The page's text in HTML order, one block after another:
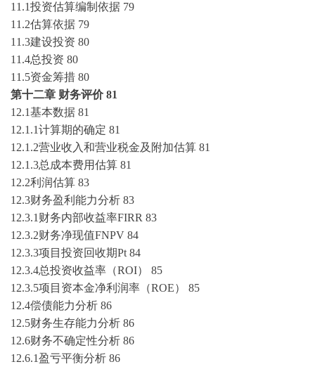
11.1投资估算编制依据 79
11.2估算依据 79
11.3建设投资 80
11.4总投资 80
11.5资金筹措 80
第十二章 财务评价 81
12.1基本数据 81
12.1.1计算期的确定 81
12.1.2营业收入和营业税金及附加估算 81
12.1.3总成本费用估算 81
12.2利润估算 83
12.3财务盈利能力分析 83
12.3.1财务内部收益率FIRR 83
12.3.2财务净现值FNPV 84
12.3.3项目投资回收期Pt 84
12.3.4总投资收益率（ROI）
85
12.3.5项目资本金净利润率（ROE）
85
12.4偿债能力分析 86
12.5财务生存能力分析 86
12.6财务不确定性分析 86
12.6.1盈亏平衡分析 86